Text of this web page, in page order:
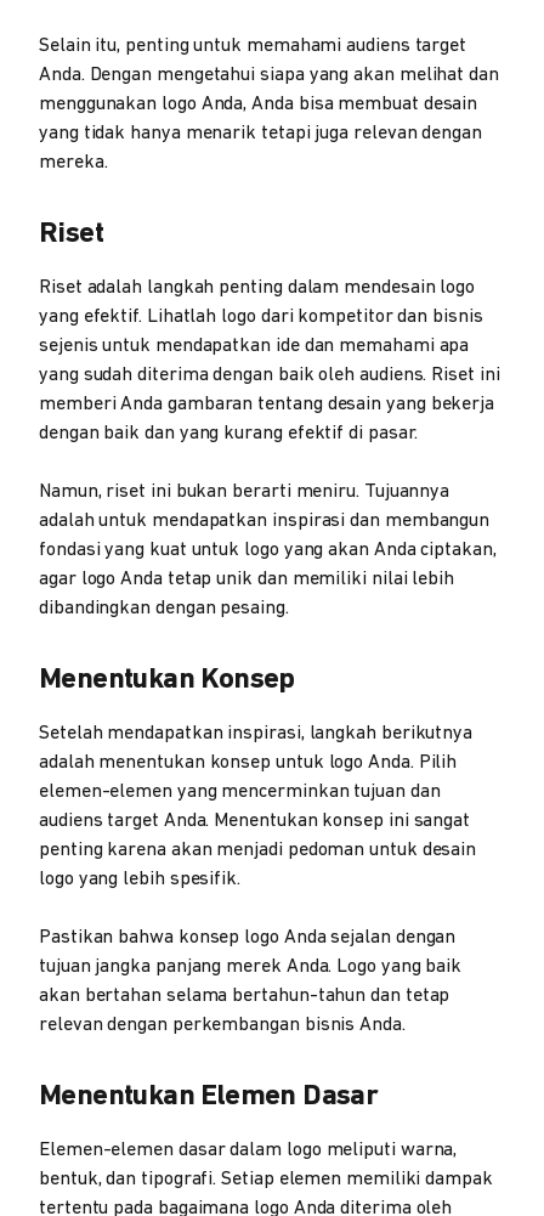
Selain itu, penting untuk memahami audiens target
Anda. Dengan mengetahui siapa yang akan melihat dan
menggunakan logo Anda, Anda bisa membuat desain
yang tidak hanya menarik tetapi juga relevan dengan
mereka.
Riset
Riset adalah langkah penting dalam mendesain logo
yang efektif. Lihatlah logo dari kompetitor dan bisnis
sejenis untuk mendapatkan ide dan memahami apa
yang sudah diterima dengan baik oleh audiens. Riset ini
memberi Anda gambaran tentang desain yang bekerja
dengan baik dan yang kurang efektif di pasar.
Namun, riset ini bukan berarti meniru. Tujuannya
adalah untuk mendapatkan inspirasi dan membangun
fondasi yang kuat untuk logo yang akan Anda ciptakan,
agar logo Anda tetap unik dan memiliki nilai lebih
dibandingkan dengan pesaing.
Menentukan Konsep
Setelah mendapatkan inspirasi, langkah berikutnya
adalah menentukan konsep untuk logo Anda. Pilih
elemen-elemen yang mencerminkan tujuan dan
audiens target Anda. Menentukan konsep ini sangat
penting karena akan menjadi pedoman untuk desain
logo yang lebih spesifik.
Pastikan bahwa konsep logo Anda sejalan dengan
tujuan jangka panjang merek Anda. Logo yang baik
akan bertahan selama bertahun-tahun dan tetap
relevan dengan perkembangan bisnis Anda.
Menentukan Elemen Dasar
Elemen-elemen dasar dalam logo meliputi warna,
bentuk, dan tipografi. Setiap elemen memiliki dampak
tertentu pada bagaimana logo Anda diterima oleh